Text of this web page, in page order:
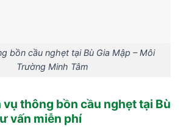
bồn cầu nghẹt tại Bù Gia Mập – Môi
Trường Minh Tâm
vụ thông bồn cầu nghẹt tại Bù
vấn miễn phí